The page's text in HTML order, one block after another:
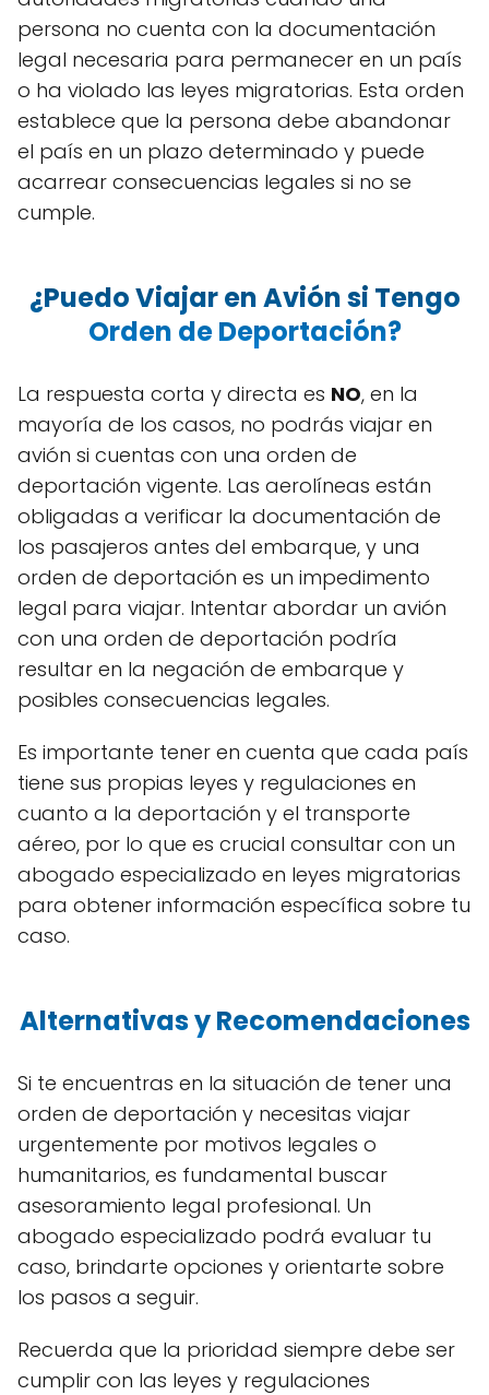
persona no cuenta con la documentación
legal necesaria para permanecer en un país
o ha violado las leyes migratorias. Esta orden
establece que la persona debe abandonar
el país en un plazo determinado y puede
acarrear consecuencias legales si no se
cumple.
¿Puedo Viajar en Avión si Tengo
Orden de Deportación?
La respuesta corta y directa es NO, en la
mayoría de los casos, no podrás viajar en
avión si cuentas con una orden de
deportación vigente. Las aerolíneas están
obligadas a verificar la documentación de
los pasajeros antes del embarque, y una
orden de deportación es un impedimento
legal para viajar. Intentar abordar un avión
con una orden de deportación podría
resultar en la negación de embarque y
posibles consecuencias legales.
Es importante tener en cuenta que cada país
tiene sus propias leyes y regulaciones en
cuanto a la deportación y el transporte
aéreo, por lo que es crucial consultar con un
abogado especializado en leyes migratorias
para obtener información específica sobre tu
caso.
Alternativas y Recomendaciones
Si te encuentras en la situación de tener una
orden de deportación y necesitas viajar
urgentemente por motivos legales o
humanitarios, es fundamental buscar
asesoramiento legal profesional. Un
abogado especializado podrá evaluar tu
caso, brindarte opciones y orientarte sobre
los pasos a seguir.
Recuerda que la prioridad siempre debe ser
cumplir con las leyes y regulaciones